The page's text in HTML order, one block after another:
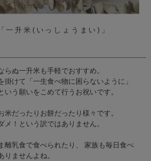
一升米(いっしょうまい)」
ぬ一升米も手軽でおすすめ。
けて「一生食べ物に困らないように」
いう願いをこめて行うお祝いです。
だったりお餅だったり様々です。
！という訳ではありません。
離乳食で食べられたり、 家族も毎日食べ
ませんよね。